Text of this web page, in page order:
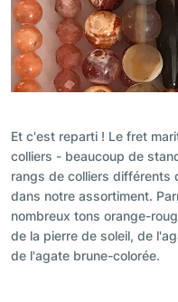
Et c'est reparti ! Le fret
colliers - beaucoup de
rangs de colliers différents
dans notre assortiment.
nombreux tons orange-
de la pierre de soleil, de
de l'agate brune-colorée.